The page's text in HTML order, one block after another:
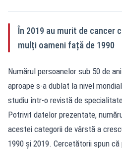
În 2019 au murit de cancer
mulți oameni față de 1990
Numărul persoanelor sub 50 de
aproape s-a dublat la nivel
studiu într-o revistă de
Potrivit datelor prezentate,
acestei categorii de vârstă a
1990 şi 2019. Cercetătorii spun